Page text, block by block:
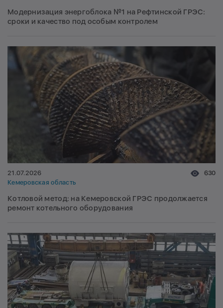
Модернизация энергоблока №1 на Рефтинской ГРЭС:
сроки и качество под особым контролем
21.07.2026
Кемеровская область
630
Котловой метод: на Кемеровской ГРЭС продолжается
ремонт котельного оборудования